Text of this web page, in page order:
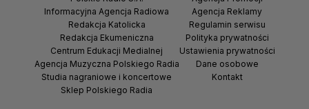
Informacyjna Agencja Radiowa
Redakcja Katolicka
Redakcja Ekumeniczna
Centrum Edukacji Medialnej
Agencja Muzyczna Polskiego Radia
Studia nagraniowe i koncertowe
Sklep Polskiego Radia
Agencja Reklamy
Regulamin serwisu
Polityka prywatności
Ustawienia prywatności
Dane osobowe
Kontakt